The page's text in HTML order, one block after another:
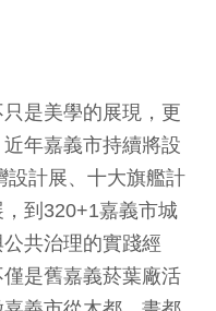
是美學的展現，更
年嘉義市持續將設
設計展、十大旗艦計
到320+1嘉義市城
共治理的實踐經
是舊嘉義菸葉廠活